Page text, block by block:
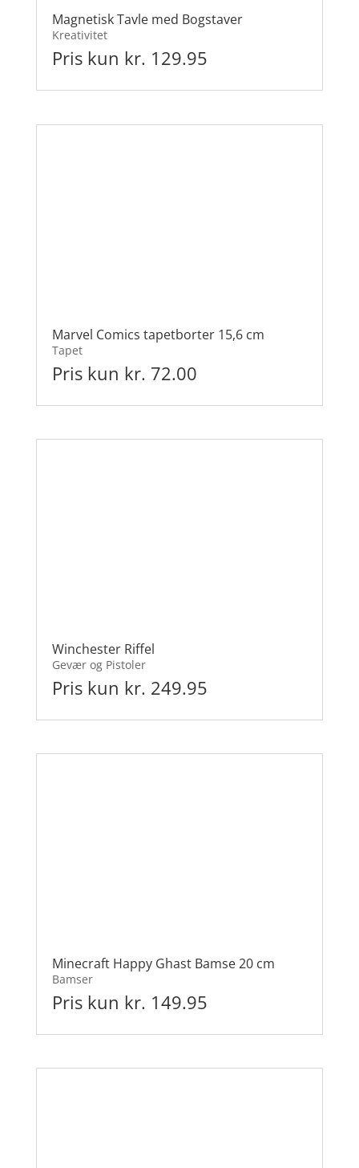
Magnetisk Tavle med Bogstaver
Kreativitet
Pris kun kr. 129.95
Marvel Comics tapetborter 15,6 cm
Tapet
Pris kun kr. 72.00
Winchester Riffel
Gevær og Pistoler
Pris kun kr. 249.95
Minecraft Happy Ghast Bamse 20 cm
Bamser
Pris kun kr. 149.95